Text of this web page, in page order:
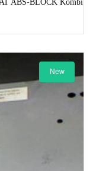
ABS-BLOCK Kombi
New